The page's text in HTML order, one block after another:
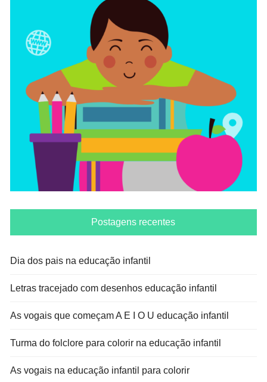
Postagens recentes
Dia dos pais na educação infantil
Letras tracejado com desenhos educação infantil
As vogais que começam A E I O U educação infantil
Turma do folclore para colorir na educação infantil
As vogais na educação infantil para colorir